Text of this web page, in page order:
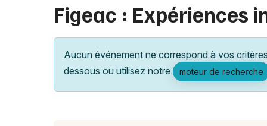
Figeac : Expériences
Aucun événement ne correspond à vos
dessous ou utilisez notre
moteur de recherche